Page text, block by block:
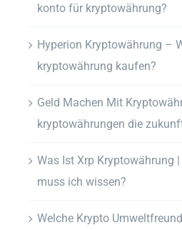
konto für kryptowährung?
Hyperion Kryptowährung –
kryptowährung kaufen?
Geld Machen Mit
kryptowährungen die
Was Ist Xrp Kryptowährung
muss ich wissen?
Welche Krypto